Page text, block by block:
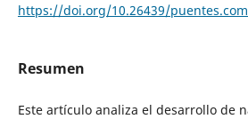
https://doi.org/10.26439/
Resumen
Este artículo analiza el desarrollo de